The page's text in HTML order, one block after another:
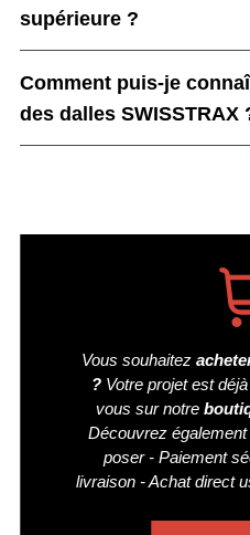
supérieure ?
Comment puis-je
des dalles SWISSTRAX
Vous souhaitez
? Votre projet est
vous sur notre
Découvrez
poser - Paiement
livraison - Achat direct